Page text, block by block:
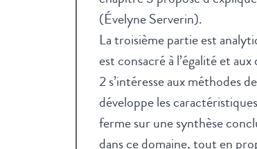
(Évelyne Serverin).
La troisième partie est
est consacré à l’égalité et
2 s’intéresse aux méthodes
développe les
ferme sur une synthèse
dans ce domaine, tout en